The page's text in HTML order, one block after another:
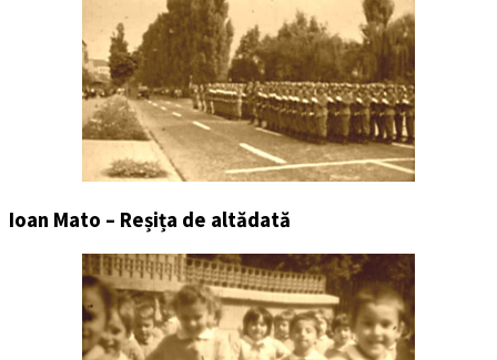
Ioan Mato – Reșița de altădată